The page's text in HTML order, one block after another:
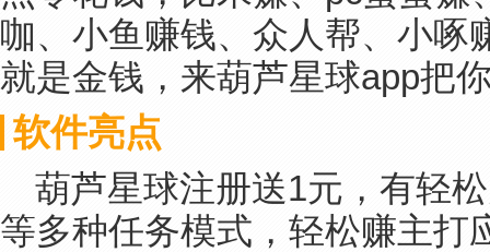
咖、小鱼赚钱、众人帮、小啄
就是金钱，来葫芦星球app把
软件亮点
葫芦星球注册送1元，有轻
等多种任务模式，轻松赚主打